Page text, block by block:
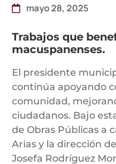
mayo 28, 2025
Trabajos que
macuspanenses.
El presidente
continúa apoyando
comunidad,
ciudadanos. Bajo
de Obras Públicas a
Arias y la dirección
Josefa Rodríguez